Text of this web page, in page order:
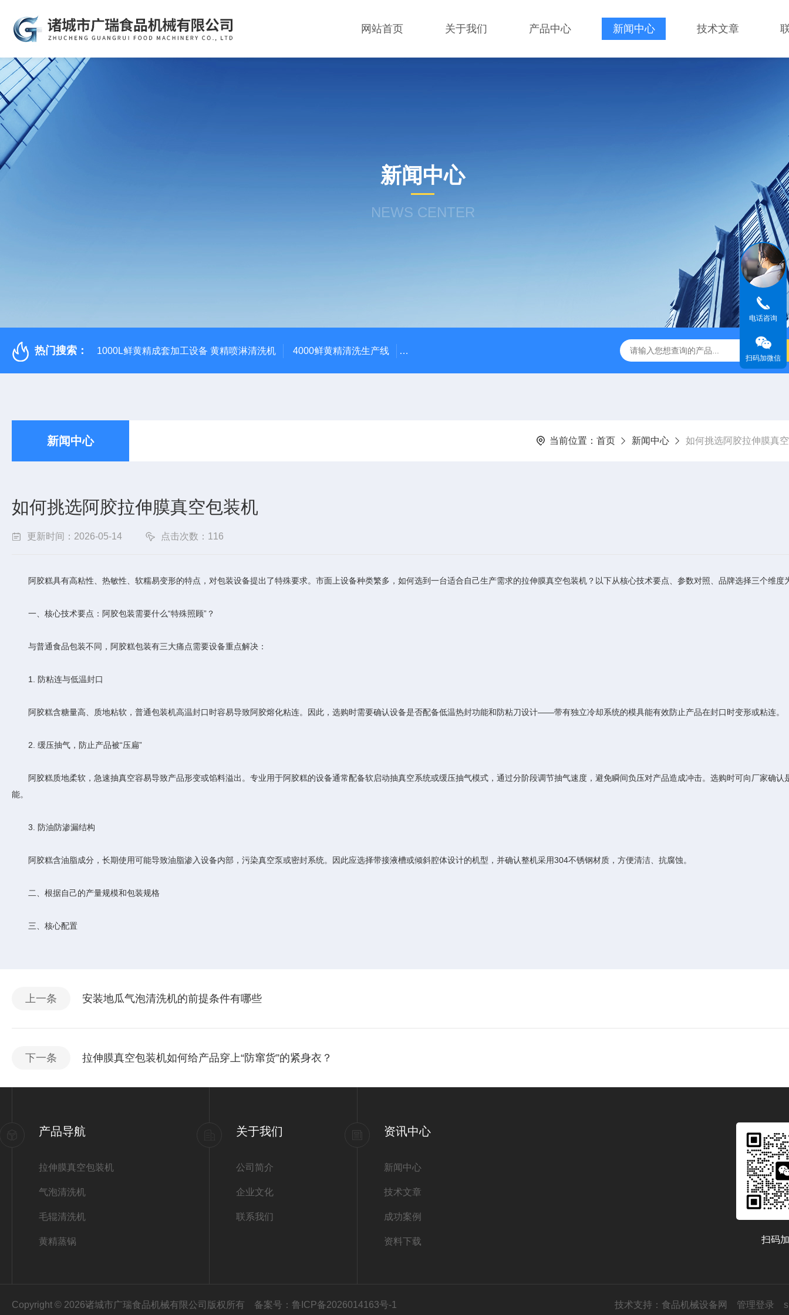
网站首页 关于我们 产品中心 新闻中心 技术文章
新闻中心
NEWS CENTER
热门搜索： 1000L鲜黄精成套加工设备 黄精喷淋清洗机 4000鲜黄精清洗生产线 520红薯干拉伸膜包装机 地瓜清洗包装流水线 320宽粉拉伸膜真空包装机 1000L鲜黄
新闻中心 当前位置： 首页 新闻中心 如何挑选阿胶拉伸膜真
如何挑选阿胶拉伸膜真空包装机
更新时间：2026-05-14 点击次数：116
阿胶糕具有高粘性、热敏性、软糯易变形的特点，对包装设备提出了特殊要求。市面上设备种类繁多，如何选到一台适合自己生产需求的拉伸膜真空包装机？以下从核心技术要点、参数对照、品牌选择三个维度
一、核心技术要点：阿胶包装需要什么“特殊照顾”？
与普通食品包装不同，阿胶糕包装有三大痛点需要设备重点解决：
1. 防粘连与低温封口
阿胶糕含糖量高、质地粘软，普通包装机高温封口时容易导致阿胶熔化粘连。因此，选购时需要确认设备是否配备低温热封功能和防粘刀设计——带有独立冷却系统的模具能有效防止产品在封口时变形或粘连。
2. 缓压抽气，防止产品被“压扁”
阿胶糕质地柔软，急速抽真空容易导致产品形变或馅料溢出。专业用于阿胶糕的设备通常配备软启动抽真空系统或缓压抽气模式，通过分阶段调节抽气速度，避免瞬间负压对产品造成冲击。选购时可向厂家确认
能。
3. 防油防渗漏结构
阿胶糕含油脂成分，长期使用可能导致油脂渗入设备内部，污染真空泵或密封系统。因此应选择带接液槽或倾斜腔体设计的机型，并确认整机采用304不锈钢材质，方便清洁、抗腐蚀。
二、根据自己的产量规模和包装规格
三、核心配置
上一条 安装地瓜气泡清洗机的前提条件有哪些
下一条 拉伸膜真空包装机如何给产品穿上“防窜货”的紧身衣？
产品导航
拉伸膜真空包装机
气泡清洗机
毛辊清洗机
黄精蒸锅
关于我们
公司简介
企业文化
联系我们
资讯中心
新闻中心
技术文章
成功案例
资料下载 扫码
Copyright © 2026诸城市广瑞食品机械有限公司版权所有 备案号：鲁ICP备2026014163号-1 技术支持： 食品机械设备网 管理登录
电话咨询
扫码加微信